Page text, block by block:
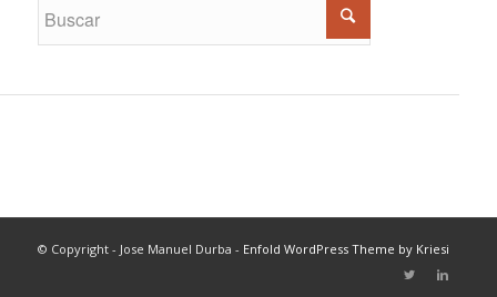
© Copyright - Jose Manuel Durba - Enfold WordPress Theme by Kriesi